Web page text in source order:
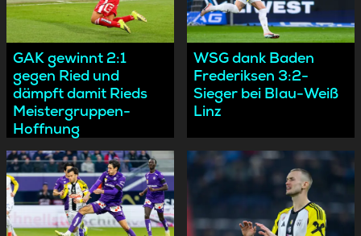
GAK gewinnt 2:1
gegen Ried und
dämpft damit Rieds
Meistergruppen-
Hoffnung
WSG dank Baden
Frederiksen 3:2-
Sieger bei Blau-Weiß
Linz